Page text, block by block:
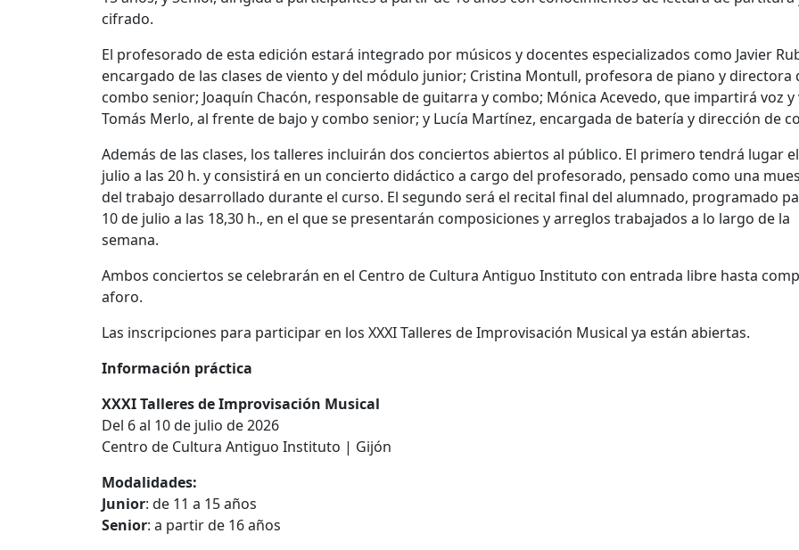
cifrado.
El profesorado de esta edición estará integrado por músicos y docentes especializados como Javier
encargado de las clases de viento y del módulo junior; Cristina Montull, profesora de piano y directora
combo senior; Joaquín Chacón, responsable de guitarra y combo; Mónica Acevedo, que impartirá voz y
Tomás Merlo, al frente de bajo y combo senior; y Lucía Martínez, encargada de batería y dirección de
Además de las clases, los talleres incluirán dos conciertos abiertos al público. El primero tendrá lugar
julio a las 20 h. y consistirá en un concierto didáctico a cargo del profesorado, pensado como una
del trabajo desarrollado durante el curso. El segundo será el recital final del alumnado, programado
10 de julio a las 18,30 h., en el que se presentarán composiciones y arreglos trabajados a lo largo de la
semana.
Ambos conciertos se celebrarán en el Centro de Cultura Antiguo Instituto con entrada libre hasta
aforo.
Las inscripciones para participar en los XXXI Talleres de Improvisación Musical ya están abiertas.
Información práctica
XXXI Talleres de Improvisación Musical
Del 6 al 10 de julio de 2026
Centro de Cultura Antiguo Instituto | Gijón
Modalidades:
Junior: de 11 a 15 años
Senior: a partir de 16 años